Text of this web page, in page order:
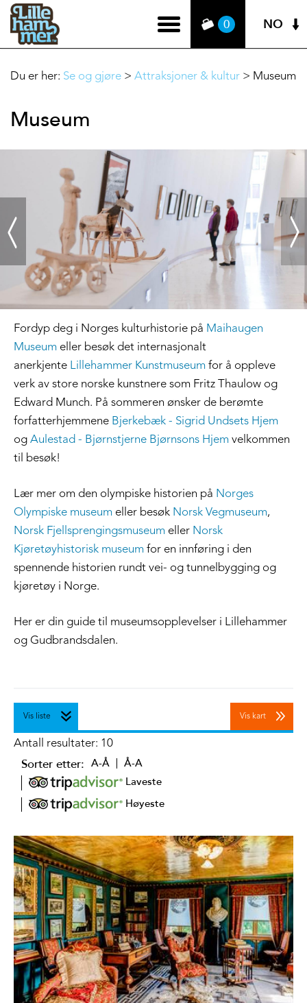
0 NO
Du er her: Se og gjøre > Attraksjoner & kultur > Museum
Museum
Fordyp deg i Norges kulturhistorie på Maihaugen
Museum eller besøk det internasjonalt
anerkjente Lillehammer Kunstmuseum for å oppleve
verk av store norske kunstnere som Fritz Thaulow og
Edward Munch. På sommeren ønsker de berømte
forfatterhjemmene Bjerkebæk - Sigrid Undsets Hjem
og Aulestad - Bjørnstjerne Bjørnsons Hjem velkommen
til besøk!
Lær mer om den olympiske historien på Norges
Olympiske museum eller besøk Norsk Vegmuseum,
Norsk Fjellsprengingsmuseum eller Norsk
Kjøretøyhistorisk museum for en innføring i den
spennende historien rundt vei- og tunnelbygging og
kjøretøy i Norge.
Her er din guide til museumsopplevelser i Lillehammer
og Gudbrandsdalen.
Vis liste Vis kart
Antall resultater: 10
Sorter etter: A-Å
Å-A
Laveste
Høyeste